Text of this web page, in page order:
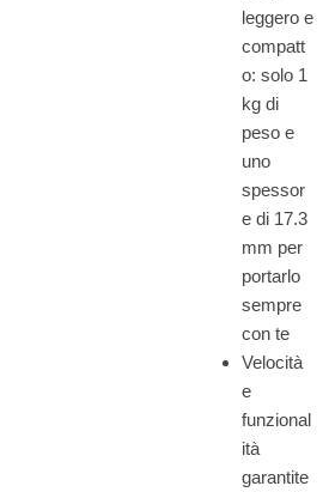
leggero e
compatt
o: solo 1
kg di
peso e
uno
spessor
e di 17.3
mm per
portarlo
sempre
con te
Velocità
e
funzional
ità
garantite